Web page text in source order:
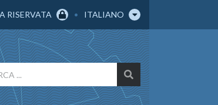
RISERVATA ITALIANO